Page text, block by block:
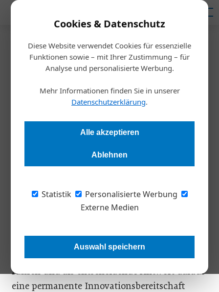
Cookies & Datenschutz
Diese Website verwendet Cookies für essenzielle
Funktionen sowie – mit Ihrer Zustimmung – für
Analyse und personalisierte Werbung.
Mehr Informationen finden Sie in unserer
Datenschutzerklärung.
Alle akzeptieren
Ablehnen
Statistik
Personalisierte Werbung
Externe Medien
Auswahl speichern
Startseite/Inspiration
Scrum & Co.: Worauf es dabei
wirklich ankommt
Auch agile Ansätze im Projektmanagement scheitern. Die
Gründe dafür sind zahlreich. Der Hauptgrund besteht wohl in
Unternehmen erfolgreich durch die BANI-Welt manövrieren,
erklärt Thorsten H. Bradt, Experte für visuelle Kommunikation
sowie Fort- und Weiterbildung.
Dass sich stetig wandelnde Märkte zu einem
hohen unternehmerischen Anpassungsdruck
führen und als entscheidende Antwort darauf
eine permanente Innovationsbereitschaft